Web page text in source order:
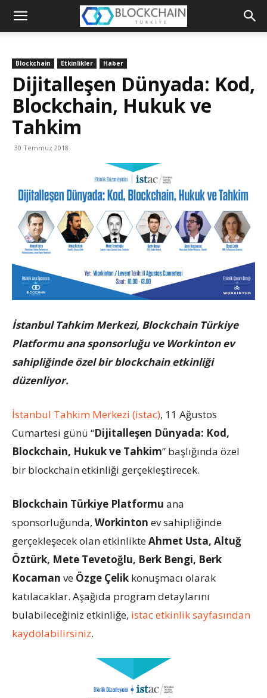
Blockchain
Platformu
Blockchain Etkinlikler Haber
Dijitalleşen Dünyada: Kod,
Blockchain, Hukuk ve
Tahkim
30 Temmuz 2018
İstanbul Tahkim Merkezi, Blockchain Türkiye
Platformu ana sponsorluğu ve Workinton ev
sahipliğinde özel bir blockchain etkinliği
düzenliyor.
İstanbul Tahkim Merkezi (istac), 11 Ağustos
Cumartesi günü “Dijitalleşen Dünyada: Kod,
Blockchain, Hukuk ve Tahkim” başlığında özel
bir blockchain etkinliği gerçekleştirecek.
Blockchain Türkiye Platformu ana
sponsorluğunda, Workinton ev sahipliğinde
gerçekleşecek olan etkinlikteAhmet Usta, Altuğ
Öztürk, Mete Tevetoğlu, Berk Bengi, Berk
Kocaman ve Özge Çelik konuşmacı olarak
katılacaklar. Aşağıda program detaylarını
bulabileceğiniz etkinliğe, istac etkinlik sayfasından
kaydolabilirsiniz.